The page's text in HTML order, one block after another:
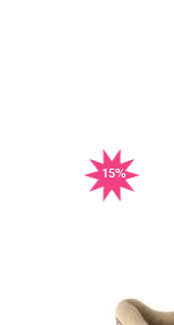
15%